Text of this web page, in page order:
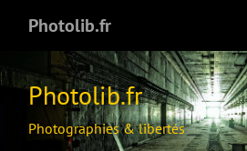
Photolib.fr
Photolib.fr
Photographies & libertés